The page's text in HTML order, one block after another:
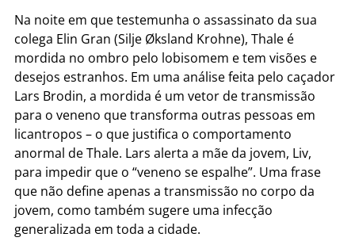
Na noite em que testemunha o assassinato da sua
colega Elin Gran (Silje Øksland Krohne), Thale é
mordida no ombro pelo lobisomem e tem visões e
desejos estranhos. Em uma análise feita pelo caçador
Lars Brodin, a mordida é um vetor de transmissão
para o veneno que transforma outras pessoas em
licantropos – o que justifica o comportamento
anormal de Thale. Lars alerta a mãe da jovem, Liv,
para impedir que o “veneno se espalhe”. Uma frase
que não define apenas a transmissão no corpo da
jovem, como também sugere uma infecção
generalizada em toda a cidade.